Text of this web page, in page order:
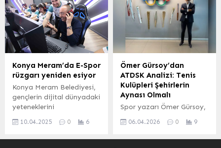
karşılaşmalarında
sergilediği performansla
üçüncü oldu. Mehmet
UZEL (KAYSERİ İGFA)
Oynadığı 14 maçın 9’nu
kazanan Kocasinan Masa
Tenisi Erkek Takımı,
topladığı 23 puan ile
Süper Lig’e yükseldi.
Sporun ve sporcunun
dostu Kocasinan Belediye
Başkanı Ahmet
Çolakbayrakdar,...
kilometrekare alan üzerine
kurulu pistte düzenlenecek
ve 51 turdan oluşan yarış
ise pazar günü 08.30’da
koşulacak. 13 viraja sahip
3.7 kilometrelik pistte
yapılacak yarış, serinin
resmi uygulaması
SFgo’nun yanı sıra S
Sport...
Konya Meram’da E-Spor
rüzgarı yeniden esiyor
Konya Meram Belediyesi,
gençlerin dijital dünyadaki
yeteneklerini
heyecan dolu bir
10.04.2025 0 6
Ömer Gürsoy’dan
ATDSK Analizi: Tenis
Kulüpleri Şehirlerin
Aynası Olmalı
Spor yazarı Ömer Gürsoy,
ekonomik ve sosyolojik
06.04.2026 0 9